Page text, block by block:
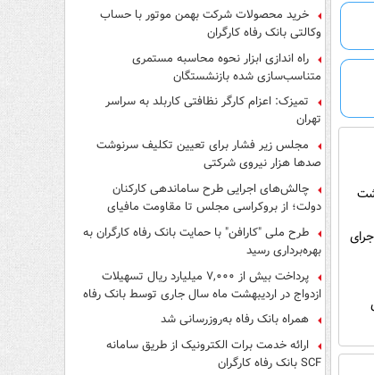
خرید محصولات شرکت بهمن موتور با حساب
وکالتی بانک رفاه کارگران
راه اندازی ابزار نحوه محاسبه مستمری
متناسب‌سازی شده بازنشستگان
تمیزک: اعزام کارگر نظافتی کاربلد به سراسر
تهران
مجلس زیر فشار برای تعیین تکلیف سرنوشت
صدها هزار نیروی شرکتی
چالش‌های اجرایی طرح ساماندهی کارکنان
دولت؛ از بروکراسی مجلس تا مقاومت مافیای
واسطه‌گری
طرح ملی "کارافن" با حمایت بانک رفاه کارگران به
بهره‌برداری رسید
پرداخت بیش از ۷,۰۰۰ میلیارد ریال تسهیلات
ازدواج در اردیبهشت ماه سال جاری توسط بانک رفاه
کارگران
همراه بانک رفاه به‌روزرسانی شد
ارائه خدمت برات الکترونیک از طریق سامانه
SCF بانک رفاه کارگران